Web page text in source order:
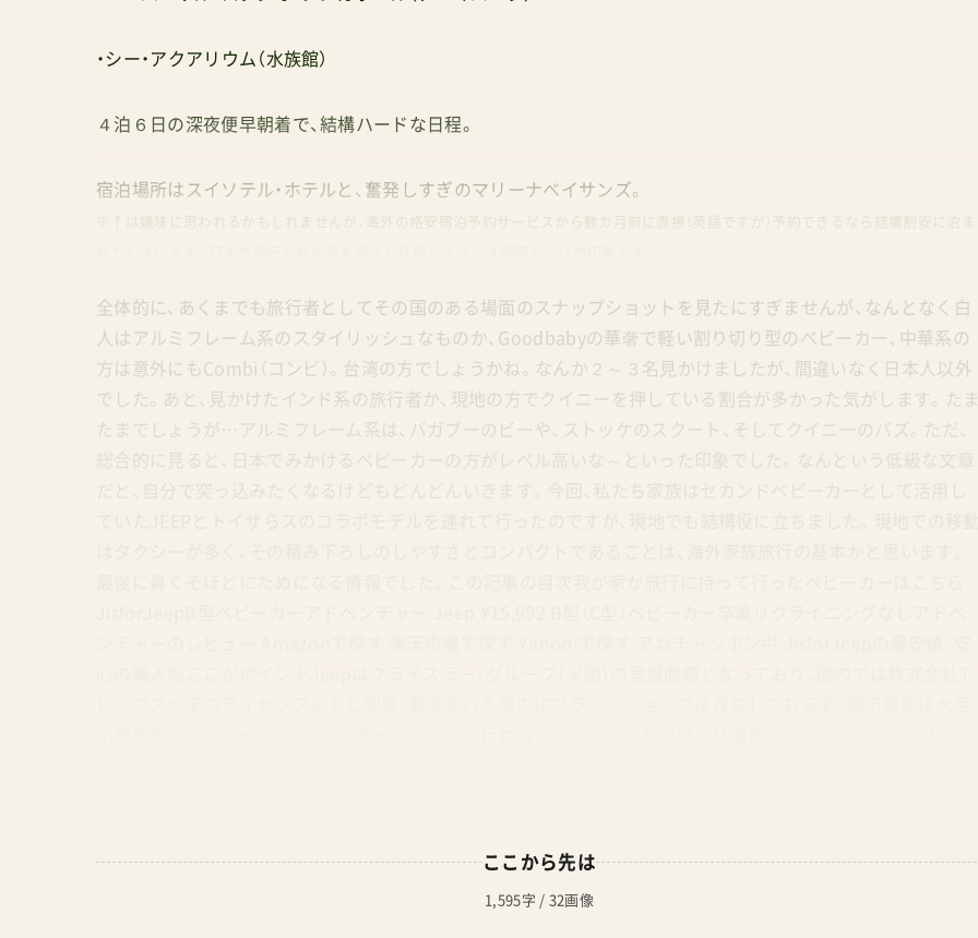
・シー・アクアリウム（水族館）
４泊６日の深夜便早朝着で、結構ハードな日程。
宿泊場所はスイソテル・ホテルと、奮発しすぎのマリーナベイサンズ。
※↑は嫌味に思われるかもしれませんが、海外の格安宿泊予約サービスから数カ月前に直接（英語ですが）予約できるなら結構割安に泊ま
全体的に、あくまでも旅行者としてその国のある場面のスナップショットを見たにすぎませんが、なんとなく白
人はアルミフレーム系のスタイリッシュなものか、Goodbabyの華奢で軽い割り切り型のベビーカー、中華系の
方は意外にもCombi（コンビ）。台湾の方でしょうかね。なんか２～３名見かけましたが、間違いなく日本人以外
でした。あと、見かけたインド系の旅行者か、現地の方でクイニーを押している割合が多かった気がします。た
たまでしょうが…アルミフレーム系は、バガブーのビーや、ストッケのスクート、そしてクイニーのバズ。ただ、
ープラス(背面式バギー)下記はいずれもショップレビュー検査済み店舗管理人がお得＆安全と判断したショッ
ここから先は
1,595字 / 32画像